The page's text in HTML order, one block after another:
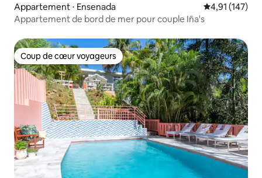
Appartement ⋅ Ensenada Évaluation
4,91 (147)
Appartement de bord de mer pour couple Iña's
Coup de cœur voyageurs
Coup de cœur voyageurs